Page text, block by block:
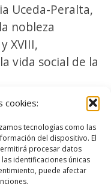
cookies:
tecnologías como las
del dispositivo. El
procesar datos
identificaciones únicas
puede afectar
Uceda-Peralta,
nobleza
XVIII,
vida social de la
baja con
a un patio